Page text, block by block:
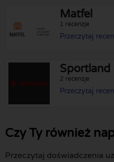
Matfel
1 recenzje
Przeczytaj
Sportland
2 recenzje
Przeczytaj
Czy Ty również
Przeczytaj doświadczenia